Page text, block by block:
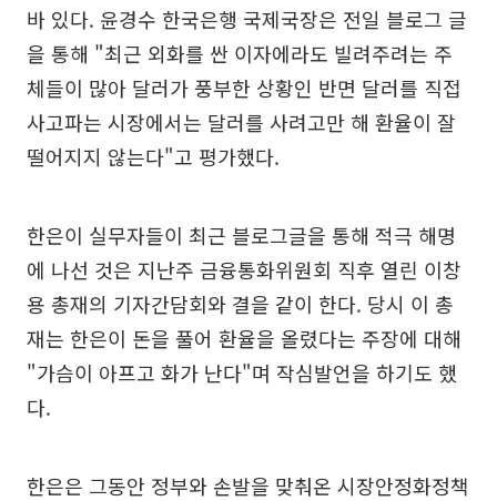
바 있다. 윤경수 한국은행 국제국장은 전일 블로그 글
을 통해 "최근 외화를 싼 이자에라도 빌려주려는 주
체들이 많아 달러가 풍부한 상황인 반면 달러를 직접
사고파는 시장에서는 달러를 사려고만 해 환율이 잘
떨어지지 않는다"고 평가했다.
한은이 실무자들이 최근 블로그글을 통해 적극 해명
에 나선 것은 지난주 금융통화위원회 직후 열린 이창
용 총재의 기자간담회와 결을 같이 한다. 당시 이 총
재는 한은이 돈을 풀어 환율을 올렸다는 주장에 대해
"가슴이 아프고 화가 난다"며 작심발언을 하기도 했
다.
한은은 그동안 정부와 손발을 맞춰온 시장안정화정책